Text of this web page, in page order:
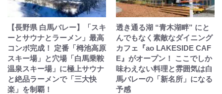
【長野県 白馬バレー】「スキ
ーとサウナとラーメン」最高
コンボ完成！ 定番「栂池高原
スキー場」と穴場「白馬乗鞍
温泉スキー場」に極上サウナ
と絶品ラーメンで「三大快
楽」を制覇！
透き通る湖 “青木湖畔” にと
んでもなく素敵なダイニング
カフェ『ao LAKESIDE CAF
E』がオープン！ ここでしか
味わえない料理と雰囲気は白
馬バレーの「新名所」になる
予感